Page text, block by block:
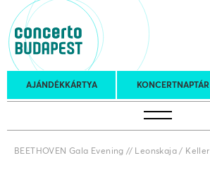
AJÁNDÉKKÁRTYA KONCERTNAPTÁR
Koncertnaptár
turnék
Kulturális
Program
BEETHOVEN Gala Evening // Leonskaja / Keller